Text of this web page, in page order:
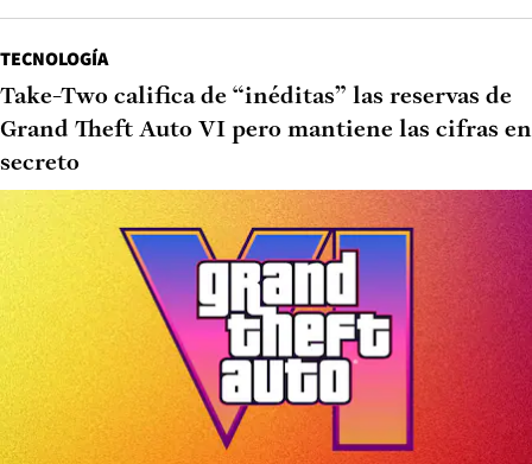
TECNOLOGÍA
Take-Two califica de “inéditas” las reservas de
Grand Theft Auto VI pero mantiene las cifras en
secreto